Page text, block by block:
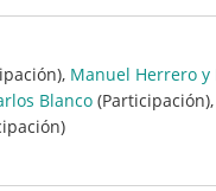
Manuel Herrero y
Blanco (Participación),